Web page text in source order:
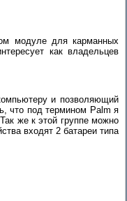
модуле для карманных
как владельцев
и позволяющий
что под термином Palm я
же к этой группе можно
входят 2 батареи типа